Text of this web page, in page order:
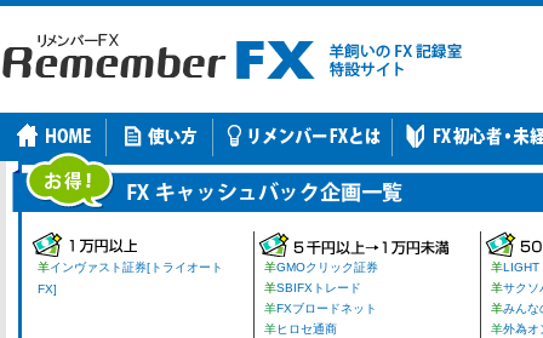
羊インヴァスト証券[トライオート
FX]
羊GMOクリック証券
羊SBIFXトレード
羊FXブロードネット
羊ヒロセ通商
羊LIGHT
羊サクソ
羊みんな
羊外為オ